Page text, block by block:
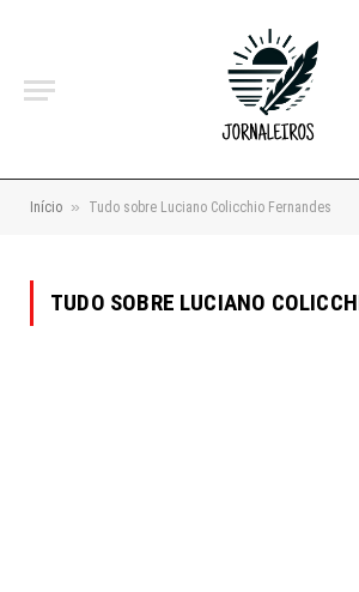
Início » Tudo sobre Luciano Colicchio Fernandes
TUDO SOBRE LUCIANO